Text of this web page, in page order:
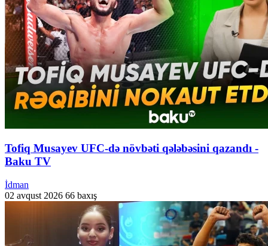
Tofiq Musayev UFC-də növbəti qələbəsini qazandı -
Baku TV
İdman
02 avqust 2026 66 baxış